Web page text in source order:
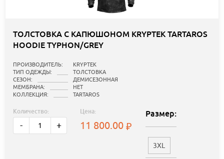
ТОЛСТОВКА С КАПЮШОНОМ KRYPTEK TARTAROS
HOODIE TYPHON/GREY
ПРОИЗВОДИТЕЛЬ:
KRYPTEK
ТИП ОДЕЖДЫ:
ТОЛСТОВКА
СЕЗОН:
ДЕМИСЕЗОННАЯ
МЕМБРАНА:
НЕТ
КОЛЛЕКЦИЯ:
TARTAROS
Количество:
- +
Цена:
11 800.00
Размер:
3XL